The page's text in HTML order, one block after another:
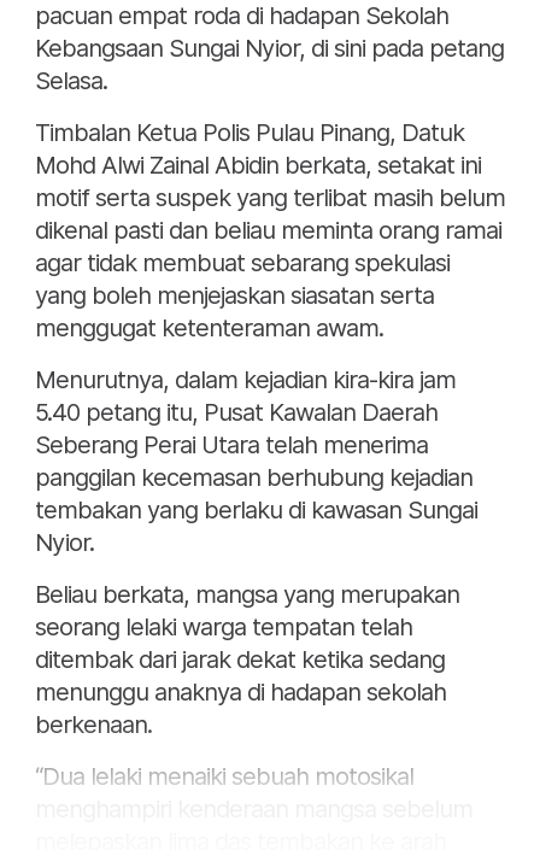
pacuan empat roda di hadapan Sekolah
Kebangsaan Sungai Nyior, di sini pada petang
Selasa.
Timbalan Ketua Polis Pulau Pinang, Datuk
Mohd Alwi Zainal Abidin berkata, setakat ini
motif serta suspek yang terlibat masih belum
dikenal pasti dan beliau meminta orang ramai
agar tidak membuat sebarang spekulasi
yang boleh menjejaskan siasatan serta
menggugat ketenteraman awam.
Menurutnya, dalam kejadian kira-kira jam
5.40 petang itu, Pusat Kawalan Daerah
Seberang Perai Utara telah menerima
panggilan kecemasan berhubung kejadian
tembakan yang berlaku di kawasan Sungai
Nyior.
Beliau berkata, mangsa yang merupakan
seorang lelaki warga tempatan telah
ditembak dari jarak dekat ketika sedang
menunggu anaknya di hadapan sekolah
berkenaan.
“Dua lelaki menaiki sebuah motosikal